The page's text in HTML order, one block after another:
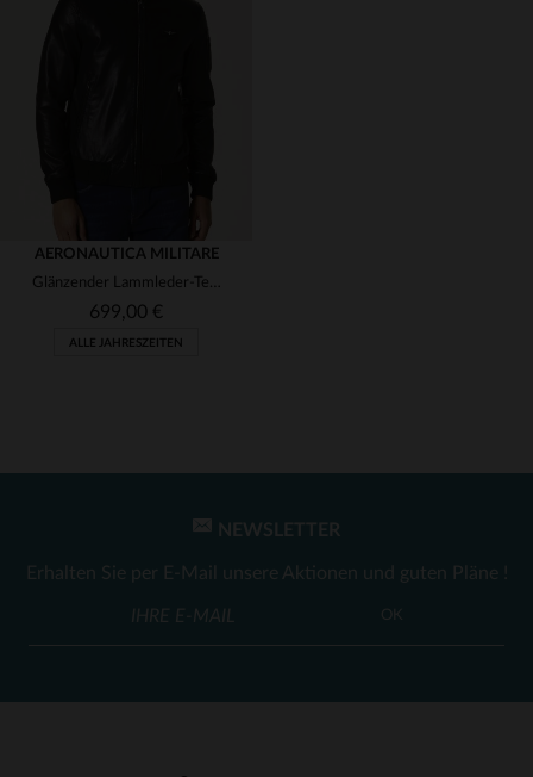
VERFÜGBARE GRÖSSEN
VERFÜGBARE GRÖSSEN
56
AERONAUTICA MILITARE
Glänzender Lammleder-Teddy: schwarz, zeitlos, für jede Jahreszeit.
699,00 €
ALLE JAHRESZEITEN
NEWSLETTER
Erhalten Sie per E-Mail unsere Aktionen und guten Pläne !
OK